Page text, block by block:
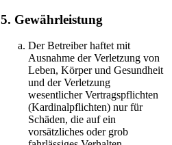
5. Gewährleistung
Der Betreiber haftet mit
Ausnahme der Verletzung von
Leben, Körper und Gesundheit
und der Verletzung
wesentlicher Vertragspflichten
(Kardinalpflichten) nur für
Schäden, die auf ein
vorsätzliches oder grob